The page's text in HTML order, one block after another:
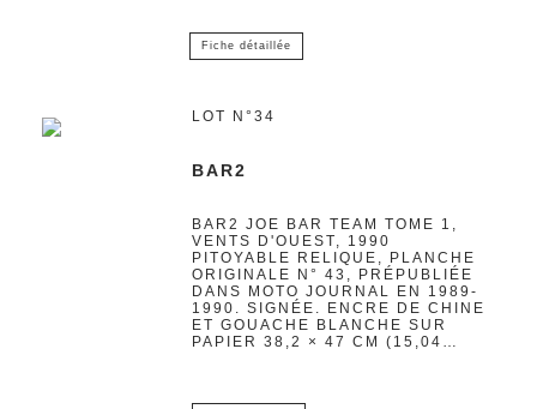
Fiche détaillée
LOT N°34
BAR2
BAR2 JOE BAR TEAM TOME 1,
VENTS D'OUEST, 1990
PITOYABLE RELIQUE, PLANCHE
ORIGINALE N° 43, PRÉPUBLIÉE
DANS MOTO JOURNAL EN 1989-
1990. SIGNÉE. ENCRE DE CHINE
ET GOUACHE BLANCHE SUR
PAPIER 38,2 × 47 CM (15,04…